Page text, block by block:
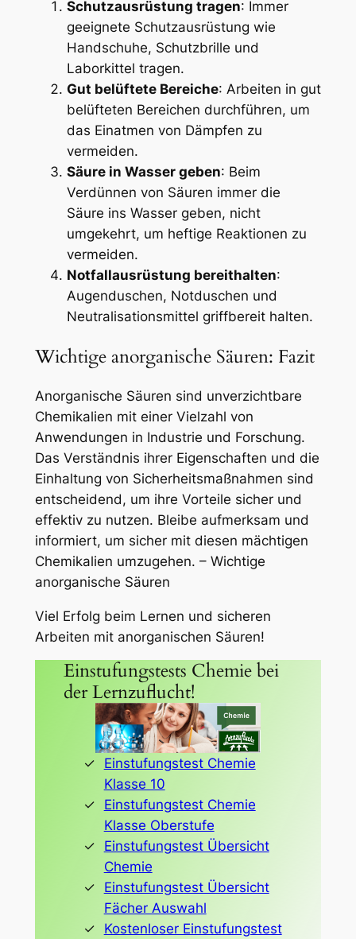
Schutzausrüstung tragen: Immer
geeignete Schutzausrüstung wie
Handschuhe, Schutzbrille und
Laborkittel tragen.
Gut belüftete Bereiche: Arbeiten in gut
belüfteten Bereichen durchführen, um
das Einatmen von Dämpfen zu
vermeiden.
Säure in Wasser geben: Beim
Verdünnen von Säuren immer die
Säure ins Wasser geben, nicht
umgekehrt, um heftige Reaktionen zu
vermeiden.
Notfallausrüstung bereithalten:
Augenduschen, Notduschen und
Neutralisationsmittel griffbereit halten.
Wichtige anorganische Säuren: Fazit
Anorganische Säuren sind unverzichtbare
Chemikalien mit einer Vielzahl von
Anwendungen in Industrie und Forschung.
Das Verständnis ihrer Eigenschaften und die
Einhaltung von Sicherheitsmaßnahmen sind
entscheidend, um ihre Vorteile sicher und
effektiv zu nutzen. Bleibe aufmerksam und
informiert, um sicher mit diesen mächtigen
Chemikalien umzugehen. – Wichtige
anorganische Säuren
Viel Erfolg beim Lernen und sicheren
Arbeiten mit anorganischen Säuren!
Einstufungstests Chemie bei
der Lernzuflucht!
Einstufungstest Chemie
Klasse 10
Einstufungstest Chemie
Klasse Oberstufe
Einstufungstest Übersicht
Chemie
Einstufungstest Übersicht
Fächer Auswahl
Kostenloser Einstufungstest